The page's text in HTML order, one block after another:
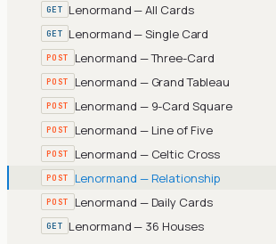
GET Lenormand — All Cards
GET Lenormand — Single Card
POST Lenormand — Three-Card
POST Lenormand — Grand Tableau
POST Lenormand — 9-Card Square
POST Lenormand — Line of Five
POST Lenormand — Celtic Cross
POST Lenormand — Relationship
POST Lenormand — Daily Cards
GET Lenormand — 36 Houses